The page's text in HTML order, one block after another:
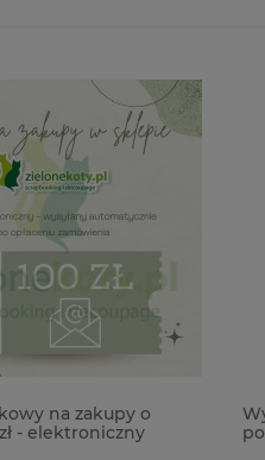
Wykrojnik
podróżnicze